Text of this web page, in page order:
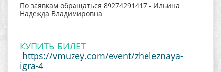
По заявкам обращаться 89274291417 - Ильина
Надежда Владимировна
КУПИТЬ БИЛЕТ
https://vmuzey.com/event/zheleznaya-
igra-4